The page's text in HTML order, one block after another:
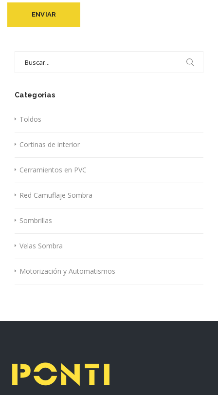
Categorias
Toldos
Cortinas de interior
Cerramientos en PVC
Red Camuflaje Sombra
Sombrillas
Velas Sombra
Motorización y Automatismos